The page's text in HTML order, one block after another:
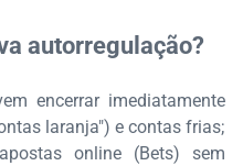
autorregulação?
encerrar imediatamente
laranja") e contas frias;
online (Bets) sem